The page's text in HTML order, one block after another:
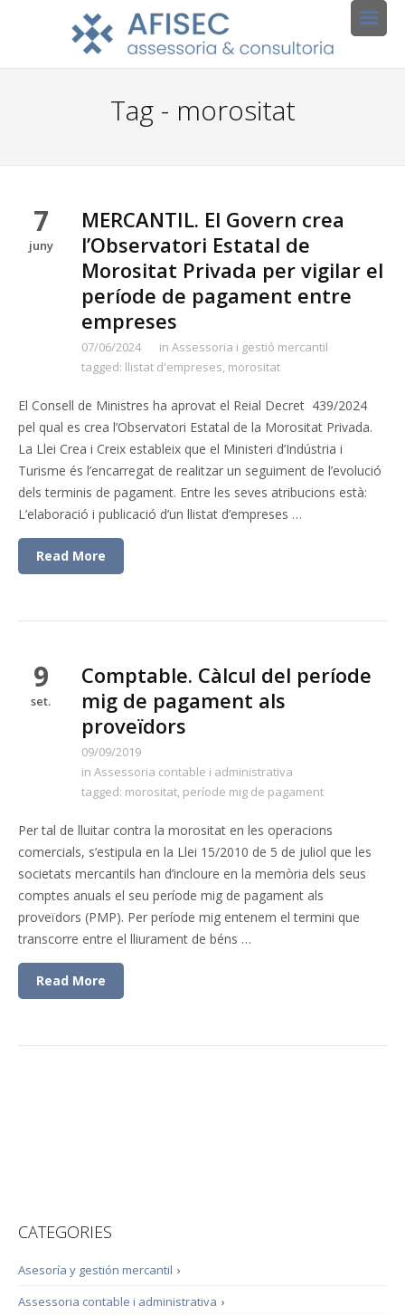
Tag - morositat
7
juny
MERCANTIL. El Govern crea
l’Observatori Estatal de
Morositat Privada per vigilar el
període de pagament entre
empreses
07/06/2024 in Assessoria i gestió mercantil
tagged: llistat d'empreses, morositat
El Consell de Ministres ha aprovat el Reial Decret 439/2024
pel qual es crea l’Observatori Estatal de la Morositat Privada.
La Llei Crea i Creix estableix que el Ministeri d’Indústria i
Turisme és l’encarregat de realitzar un seguiment de l’evolució
dels terminis de pagament. Entre les seves atribucions està:
L’elaboració i publicació d’un llistat d’empreses …
Read More
9
set.
Comptable. Càlcul del període
mig de pagament als
proveïdors
09/09/2019
in Assessoria contable i administrativa
tagged: morositat, període mig de pagament
Per tal de lluitar contra la morositat en les operacions
comercials, s’estipula en la Llei 15/2010 de 5 de juliol que les
societats mercantils han d’incloure en la memòria dels seus
comptes anuals el seu període mig de pagament als
proveïdors (PMP). Per període mig entenem el termini que
transcorre entre el lliurament de béns …
Read More
CATEGORIES
›
Asesoría y gestión mercantil
›
Assessoria contable i administrativa